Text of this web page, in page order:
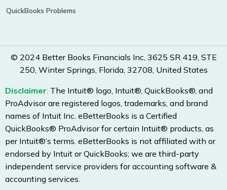
QuickBooks Problems
© 2024 Better Books Financials Inc, 3625 SR 419, STE
250, Winter Springs, Florida, 32708, United States
Disclaimer: The Intuit® logo, Intuit®, QuickBooks®, and
ProAdvisor are registered logos, trademarks, and brand
names of Intuit Inc. eBetterBooks is a Certified
QuickBooks® ProAdvisor for certain Intuit® products, as
per Intuit®’s terms. eBetterBooks is not affiliated with or
endorsed by Intuit or QuickBooks; we are third-party
independent service providers for accounting software &
accounting services.